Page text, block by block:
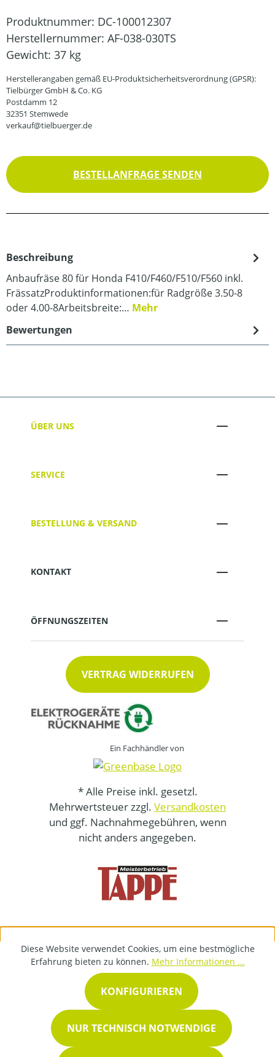
Produktnummer: DC-100012307
Herstellernummer: AF-038-030TS
Gewicht: 37 kg
Herstellerangaben gemäß EU-Produktsicherheitsverordnung (GPSR):
Tielbürger GmbH & Co. KG
Postdamm 12
32351 Stemwede
verkauf@tielbuerger.de
BESTELLANFRAGE SENDEN
Beschreibung
Anbaufräse 80 für Honda F410/F460/F510/F560 inkl.
FrässatzProduktinformationen:für Radgröße 3.50-8
oder 4.00-8Arbeitsbreite:… Mehr
Bewertungen
ÜBER UNS
SERVICE
BESTELLUNG & VERSAND
KONTAKT
ÖFFNUNGSZEITEN
VERTRAG WIDERRUFEN
Ein Fachhändler von
* Alle Preise inkl. gesetzl.
Mehrwertsteuer zzgl. Versandkosten
und ggf. Nachnahmegebühren, wenn
nicht anders angegeben.
Diese Website verwendet Cookies, um eine bestmögliche
Erfahrung bieten zu können. Mehr Informationen ...
NUR TECHNISCH NOTWENDIGE
KONFIGURIEREN